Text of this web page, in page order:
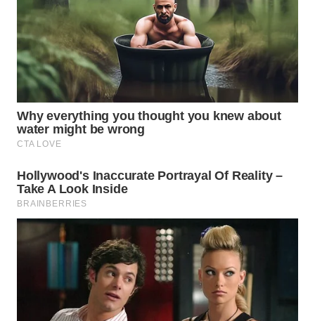
WN
BABEL
WN
SUMBAR
WN
SUMSEL
WN
BENGKULU
WN
WN